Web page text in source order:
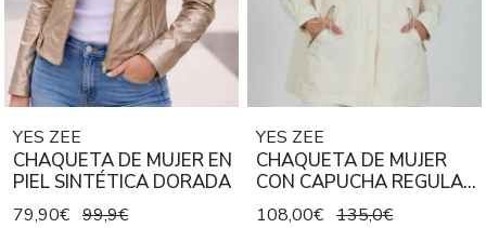
YES ZEE
CHAQUETA DE MUJER EN
PIEL SINTÉTICA DORADA
79,90€ 99,9€
YES ZEE
CHAQUETA DE MUJER
CON CAPUCHA REGULAR
FIT BEIGE
108,00€ 135,0€